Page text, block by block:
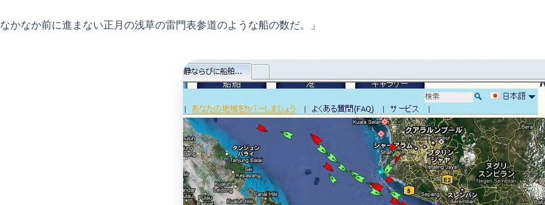
なかなか前に進まない正月の浅草の雷門表参道のような船の数だ。」